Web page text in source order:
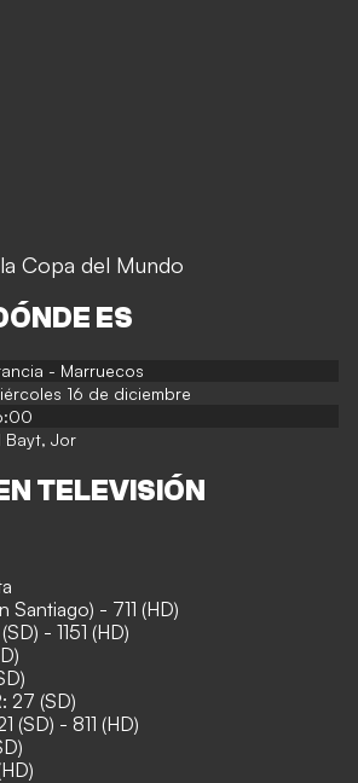
Copa del Mundo
ES
- Marruecos
16 de diciembre
Bayt, Jor
TELEVISIÓN
Santiago) - 711 (HD)
- 1151 (HD)
27 (SD)
(SD) - 811 (HD)